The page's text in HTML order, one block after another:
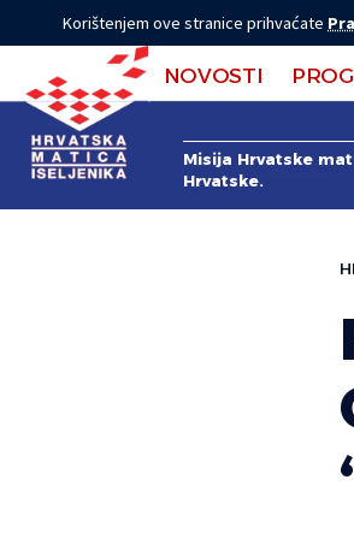
Korištenjem ove stranice prihvaćate
NOVOSTI
Misija Hrvatske
Hrvatske.